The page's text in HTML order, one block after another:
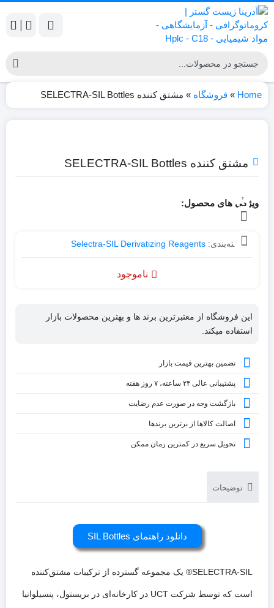
Home
» فروشگاه » مشتق کننده SELECTRA-SIL Bottles
مشتق کننده SELECTRA-SIL Bottles
ویژگی های محصول:
دسته‌بندی: Selectra-SIL Derivatizing Reagents
ناموجود
این فروشگاه از معتبرترین برند ها و بهترین محصولات بازار
استفاده میکند.
تضمین بهترین قیمت بازار
پشتیبانی عالی ۲۴ ساعته، ۷ روز هفته
بازگشت وجه در صورت عدم رضایت
اصالت کالاها از برترین برندها
تحویل سریع در کمترین زمان ممکن
توضیحات
دانلود راهنمای SIL Bottles
SELECTRA-SIL® یک مجموعه گسترده از ترکیبات مشتق‌کننده
است که توسط شرکت UCT در کارخانه‌ای در بریستول، پنسیلوانیا